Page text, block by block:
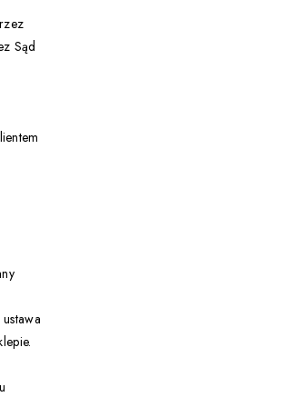
Sąd